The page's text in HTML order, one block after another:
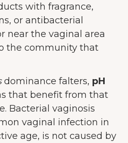
with fragrance,
or antibacterial
near the vaginal area
the community that
dominance falters, pH
that benefit from that
Bacterial vaginosis
vaginal infection in
age, is not caused by